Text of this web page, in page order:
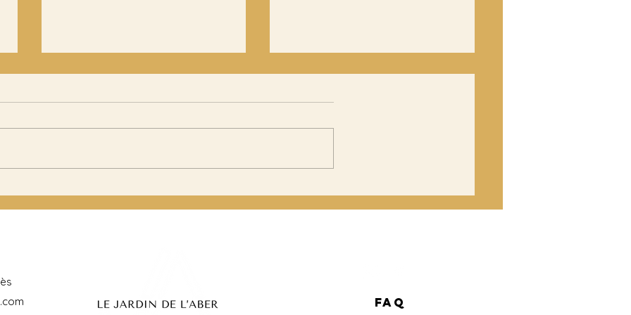
📅 Le calendrier
idéal pour
Mariage intime
ou grande fête
FAQ